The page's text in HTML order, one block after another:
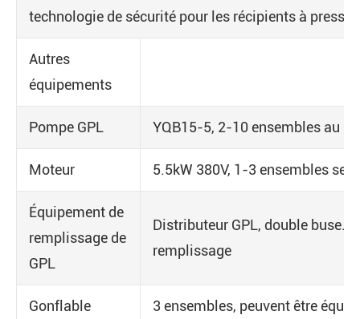
technologie de sécurité pour les récipients à
Autres
équipements
Pompe GPL YQB15-5, 2-10 ensembles au
Moteur 5.5kW 380V, 1-3 ensembles
Équipement de
remplissage de
GPL
Distributeur GPL, double buse. /
remplissage
Gonflable
3 ensembles, peuvent être